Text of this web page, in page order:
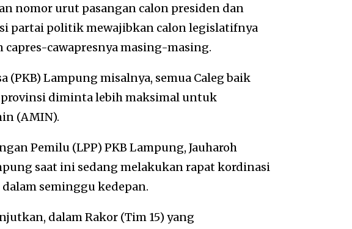
nomor urut pasangan calon presiden dan
partai politik mewajibkan calon legislatifnya
cawapresnya masing-masing.
(PKB) Lampung misalnya, semua Caleg baik
diminta lebih maksimal untuk
(AMIN).
Pemilu (LPP) PKB Lampung, Jauharoh
saat ini sedang melakukan rapat kordinasi
seminggu kedepan.
dalam Rakor (Tim 15) yang